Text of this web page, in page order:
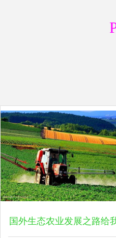
国外生态农业发展之路给